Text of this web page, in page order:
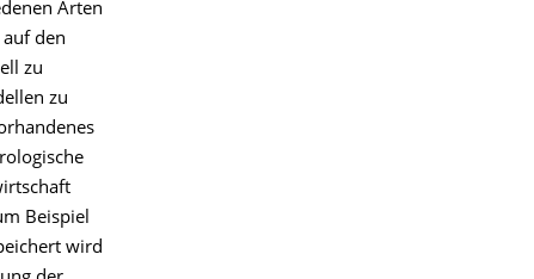
Arten
den
zu
zu
Beispiel
wird